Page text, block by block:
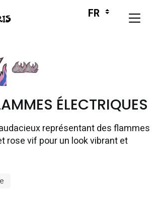
ÉLECTRIQUES
représentant des flammes
rose vif pour un look vibrant et